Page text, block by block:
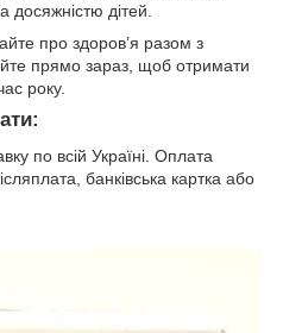
досяжністю дітей.
про здоров’я разом з
прямо зараз, щоб отримати
року.
по всій Україні. Оплата
банківська картка або